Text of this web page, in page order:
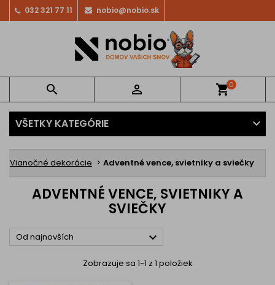
032 321 77 11 nobio@nobio.sk
  shopping_cart0
VŠETKY KATEGÓRIE
Vianočné dekorácie Adventné vence, svietniky a sviečky
ADVENTNÉ VENCE, SVIETNIKY A
SVIEČKY
Od najnovších 
Zobrazuje sa 1-1 z 1 položiek